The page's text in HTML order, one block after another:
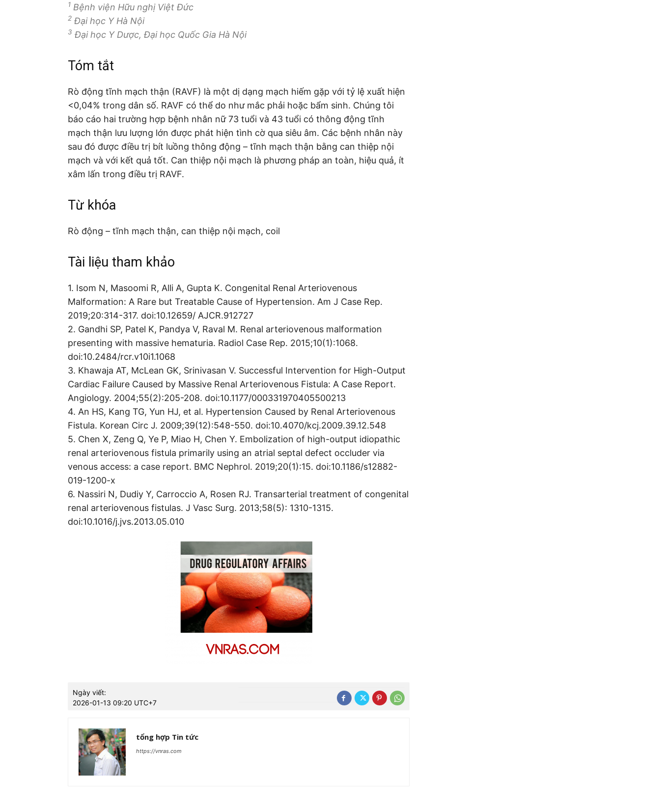
1 Bệnh viện Hữu nghị Việt Đức
2 Đại học Y Hà Nội
3 Đại học Y Dược, Đại học Quốc Gia Hà Nội
Tóm tắt
Rò động tĩnh mạch thận (RAVF) là một dị dạng mạch hiếm gặp với tỷ lệ xuất hiện
<0,04% trong dân số. RAVF có thể do như mắc phải hoặc bẩm sinh. Chúng tôi
báo cáo hai trường hợp bệnh nhân nữ 73 tuổi và 43 tuổi có thông động tĩnh
mạch thận lưu lượng lớn được phát hiện tình cờ qua siêu âm. Các bệnh nhân này
sau đó được điều trị bít luồng thông động – tĩnh mạch thận bằng can thiệp nội
mạch và với kết quả tốt. Can thiệp nội mạch là phương pháp an toàn, hiệu quả, ít
xâm lấn trong điều trị RAVF.
Từ khóa
Rò động – tĩnh mạch thận, can thiệp nội mạch, coil
Tài liệu tham khảo
1. Isom N, Masoomi R, Alli A, Gupta K. Congenital Renal Arteriovenous
Malformation: A Rare but Treatable Cause of Hypertension. Am J Case Rep.
2019;20:314-317. doi:10.12659/ AJCR.912727
2. Gandhi SP, Patel K, Pandya V, Raval M. Renal arteriovenous malformation
presenting with massive hematuria. Radiol Case Rep. 2015;10(1):1068.
doi:10.2484/rcr.v10i1.1068
3. Khawaja AT, McLean GK, Srinivasan V. Successful Intervention for High-Output
Cardiac Failure Caused by Massive Renal Arteriovenous Fistula: A Case Report.
Angiology. 2004;55(2):205-208. doi:10.1177/000331970405500213
4. An HS, Kang TG, Yun HJ, et al. Hypertension Caused by Renal Arteriovenous
Fistula. Korean Circ J. 2009;39(12):548-550. doi:10.4070/kcj.2009.39.12.548
5. Chen X, Zeng Q, Ye P, Miao H, Chen Y. Embolization of high-output idiopathic
renal arteriovenous fistula primarily using an atrial septal defect occluder via
venous access: a case report. BMC Nephrol. 2019;20(1):15. doi:10.1186/s12882-
019-1200-x
6. Nassiri N, Dudiy Y, Carroccio A, Rosen RJ. Transarterial treatment of congenital
renal arteriovenous fistulas. J Vasc Surg. 2013;58(5): 1310-1315.
doi:10.1016/j.jvs.2013.05.010
Ngày viết:
2026-01-13 09:20 UTC+7
tổng hợp Tin tức
https://vnras.com